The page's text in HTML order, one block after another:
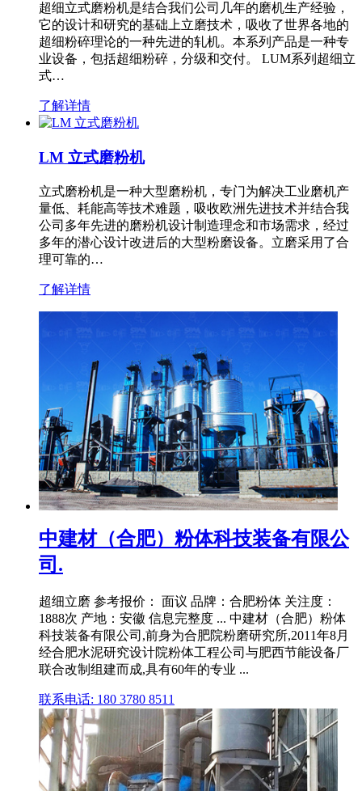
超细立式磨粉机是结合我们公司几年的磨机生产经验，
它的设计和研究的基础上立磨技术，吸收了世界各地的
超细粉碎理论的一种先进的轧机。本系列产品是一种专
业设备，包括超细粉碎，分级和交付。 LUM系列超细立
式…
了解详情
LM 立式磨粉机
立式磨粉机是一种大型磨粉机，专门为解决工业磨机产
量低、耗能高等技术难题，吸收欧洲先进技术并结合我
公司多年先进的磨粉机设计制造理念和市场需求，经过
多年的潜心设计改进后的大型粉磨设备。立磨采用了合
理可靠的…
了解详情
中建材（合肥）粉体科技装备有限公
司.
超细立磨 参考报价： 面议 品牌：合肥粉体 关注度：
1888次 产地：安徽 信息完整度 ... 中建材（合肥）粉体
科技装备有限公司,前身为合肥院粉磨研究所,2011年8月
经合肥水泥研究设计院粉体工程公司与肥西节能设备厂
联合改制组建而成,具有60年的专业 ...
联系电话: 180 3780 8511